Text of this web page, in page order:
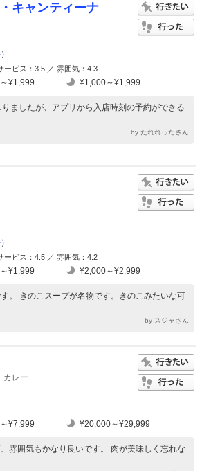
キャンティーナ
）
ービス：3.5 ／ 雰囲気：4.3
¥1,999 ¥1,000～¥1,999
ましたが、アプリから入店時刻の予約ができる
by たれれったさん
）
ービス：4.5 ／ 雰囲気：4.2
¥1,999 ¥2,000～¥2,999
。 きのこスープが名物です。きのこみたいな可
by スジャさん
カレー
¥7,999 ¥20,000～¥29,999
雰囲気もかなり良いです。 肉が美味しく忘れな